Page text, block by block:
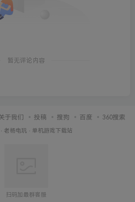
暂无评论内容
于我们 投稿 搜狗 百度 360搜索
老杨电玩 · 单机游戏下载站
扫码加最群客服